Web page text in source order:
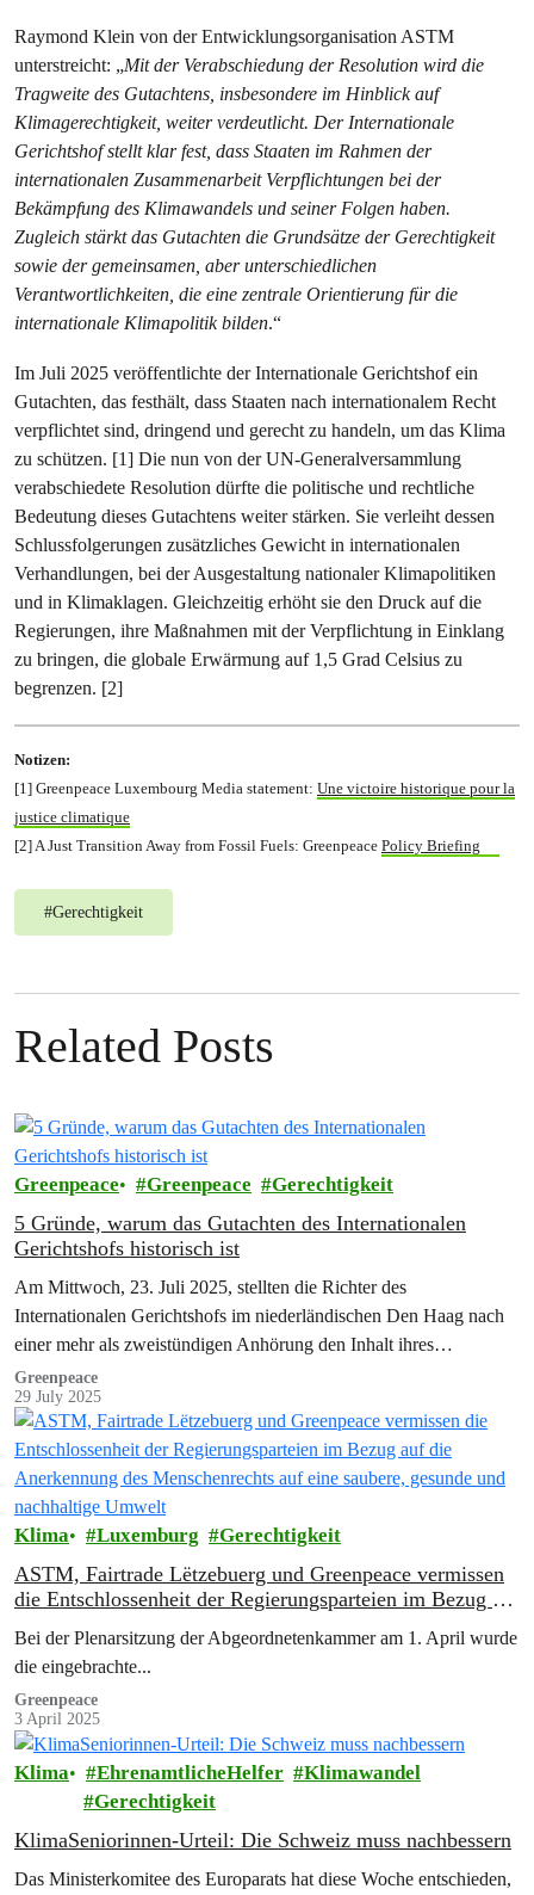
Raymond Klein von der Entwicklungsorganisation ASTM
unterstreicht: „Mit der Verabschiedung der Resolution wird die
Tragweite des Gutachtens, insbesondere im Hinblick auf
Klimagerechtigkeit, weiter verdeutlicht. Der Internationale
Gerichtshof stellt klar fest, dass Staaten im Rahmen der
internationalen Zusammenarbeit Verpflichtungen bei der
Bekämpfung des Klimawandels und seiner Folgen haben.
Zugleich stärkt das Gutachten die Grundsätze der Gerechtigkeit
sowie der gemeinsamen, aber unterschiedlichen
Verantwortlichkeiten, die eine zentrale Orientierung für die
internationale Klimapolitik bilden.“
Im Juli 2025 veröffentlichte der Internationale Gerichtshof ein
Gutachten, das festhält, dass Staaten nach internationalem Recht
verpflichtet sind, dringend und gerecht zu handeln, um das Klima
zu schützen. [1] Die nun von der UN-Generalversammlung
verabschiedete Resolution dürfte die politische und rechtliche
Bedeutung dieses Gutachtens weiter stärken. Sie verleiht dessen
Schlussfolgerungen zusätzliches Gewicht in internationalen
Verhandlungen, bei der Ausgestaltung nationaler Klimapolitiken
und in Klimaklagen. Gleichzeitig erhöht sie den Druck auf die
Regierungen, ihre Maßnahmen mit der Verpflichtung in Einklang
zu bringen, die globale Erwärmung auf 1,5 Grad Celsius zu
begrenzen. [2]
Notizen:
[1] Greenpeace Luxembourg Media statement: Une victoire historique pour la
justice climatique
[2] A Just Transition Away from Fossil Fuels: Greenpeace Policy Briefing
#Gerechtigkeit
Related Posts
Greenpeace Greenpeace Gerechtigkeit
5 Gründe, warum das Gutachten des Internationalen
Gerichtshofs historisch ist
Am Mittwoch, 23. Juli 2025, stellten die Richter des
Internationalen Gerichtshofs im niederländischen Den Haag nach
einer mehr als zweistündigen Anhörung den Inhalt ihres
Gutachtens zu den Verpflichtungen der Staaten…
Greenpeace
29 July 2025
Klima Luxemburg Gerechtigkeit
ASTM, Fairtrade Lëtzebuerg und Greenpeace vermissen
die Entschlossenheit der Regierungsparteien im Bezug auf
gesunde und nachhaltige Umwelt
Bei der Plenarsitzung der Abgeordnetenkammer am 1. April wurde
die eingebrachte...
Greenpeace
3 April 2025
Klima EhrenamtlicheHelfer
Klimawandel
Gerechtigkeit
KlimaSeniorinnen-Urteil: Die Schweiz muss nachbessern
Das Ministerkomitee des Europarats hat diese Woche entschieden,